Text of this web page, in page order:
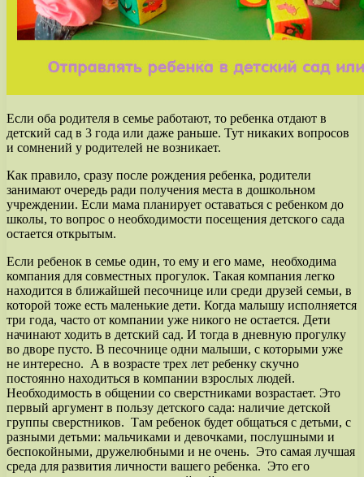
Если оба родителя в семье работают, то ребенка отдают в
детский сад в 3 года или даже раньше. Тут никаких вопросов
и сомнений у родителей не возникает.
Как правило, сразу после рождения ребенка, родители
занимают очередь ради получения места в дошкольном
учреждении. Если мама планирует оставаться с ребенком до
школы, то вопрос о необходимости посещения детского сада
остается открытым.
Если ребенок в семье один, то ему и его маме, необходима
компания для совместных прогулок. Такая компания легко
находится в ближайшей песочнице или среди друзей семьи, в
которой тоже есть маленькие дети. Когда малышу исполняется
три года, часто от компании уже никого не остается. Дети
начинают ходить в детский сад. И тогда в дневную прогулку
во дворе пусто. В песочнице одни малыши, с которыми уже
не интересно. А в возрасте трех лет ребенку скучно
постоянно находиться в компании взрослых людей.
Необходимость в общении со сверстниками возрастает. Это
первый аргумент в пользу детского сада: наличие детской
группы сверстников. Там ребенок будет общаться с детьми, с
разными детьми: мальчиками и девочками, послушными и
беспокойными, дружелюбными и не очень. Это самая лучшая
среда для развития личности вашего ребенка. Это его